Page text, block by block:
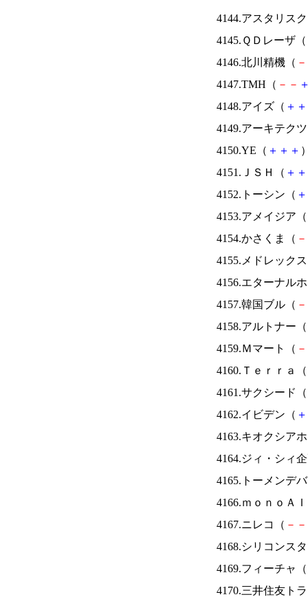
4144.アスタリス
4145.ＱＤレーザ（
4146.北川精機（ －
4147.TMH（ － －
4148.アイズ（ ＋ ＋
4149.アーキテク
4150.YE（ ＋ ＋ ＋
4151.ＪＳＨ（ ＋ ＋
4152.トーシン（ ＋
4153.アメイジア（
4154.かさくま（ －
4155.メドレック
4156.エターナル
4157.韓国ブル（ －
4158.アルトナー（
4159.Ｍマート（ －
4160.Ｔｅｒｒａ（
4161.サクシード（
4162.イビデン（ ＋
4163.キオクシア
4164.ジィ・シィ
4165.トーメンデ
4166.ｍｏｎｏＡ
4167.ニレコ（ － －
4168.シリコンス
4169.フィーチャ（
4170.三井住友ト